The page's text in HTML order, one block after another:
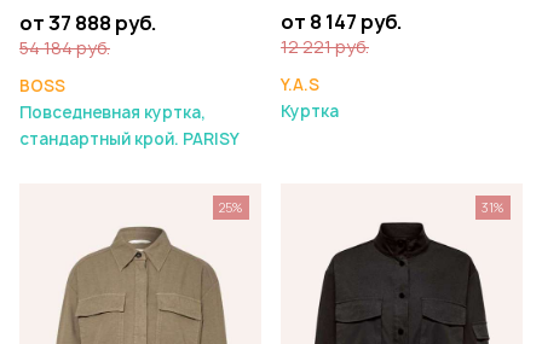
от 37 888 руб.
54 184 руб.
BOSS
Повседневная куртка,
стандартный крой. PARISY
от 8 147 руб.
12 221 руб.
Y.A.S
Куртка
25% 31%